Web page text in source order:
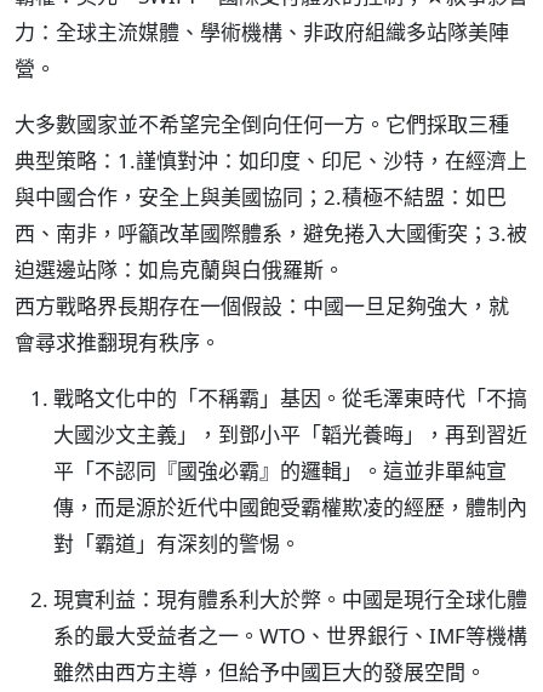
力：全球主流媒體、學術機構、非政府組織多站隊美陣
營。
大多數國家並不希望完全倒向任何一方。它們採取三種
典型策略：1.謹慎對沖：如印度、印尼、沙特，在經濟上
與中國合作，安全上與美國協同；2.積極不結盟：如巴
西、南非，呼籲改革國際體系，避免捲入大國衝突；3.被
迫選邊站隊：如烏克蘭與白俄羅斯。
西方戰略界長期存在一個假設：中國一旦足夠強大，就
會尋求推翻現有秩序。
戰略文化中的「不稱霸」基因。從毛澤東時代「不搞
大國沙文主義」，到鄧小平「韜光養晦」，再到習近
平「不認同『國強必霸』的邏輯」。這並非單純宣
傳，而是源於近代中國飽受霸權欺凌的經歷，體制內
對「霸道」有深刻的警惕。
現實利益：現有體系利大於弊。中國是現行全球化體
系的最大受益者之一。WTO、世界銀行、IMF等機構
雖然由西方主導，但給予中國巨大的發展空間。